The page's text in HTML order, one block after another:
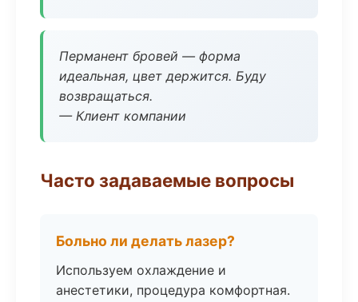
Перманент бровей — форма
идеальная, цвет держится. Буду
возвращаться.
— Клиент компании
Часто задаваемые вопросы
Больно ли делать лазер?
Используем охлаждение и
анестетики, процедура комфортная.